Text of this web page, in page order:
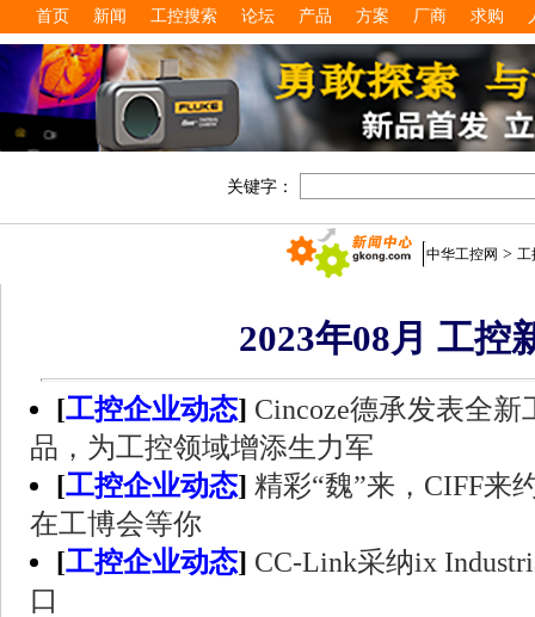
首页 新闻 工控搜索 论坛 产品 方案 厂商 求购
关键字：
中华工控网 > 工
2023年08月 工控
[工控企业动态] Cincoze德承发表全
品，为工控领域增添生力军
[工控企业动态] 精彩“魏”来，CIFF
在工博会等你
[工控企业动态] CC-Link采纳ix
口